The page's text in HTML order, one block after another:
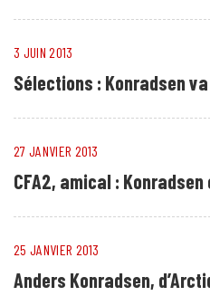
3 JUIN 2013
Sélections : Konradsen
27 JANVIER 2013
CFA2, amical :
25 JANVIER 2013
Anders Konradsen,